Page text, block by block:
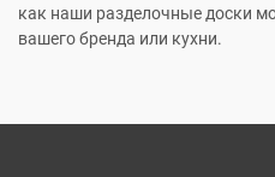
как наши разделочные доски
вашего бренда или кухни.